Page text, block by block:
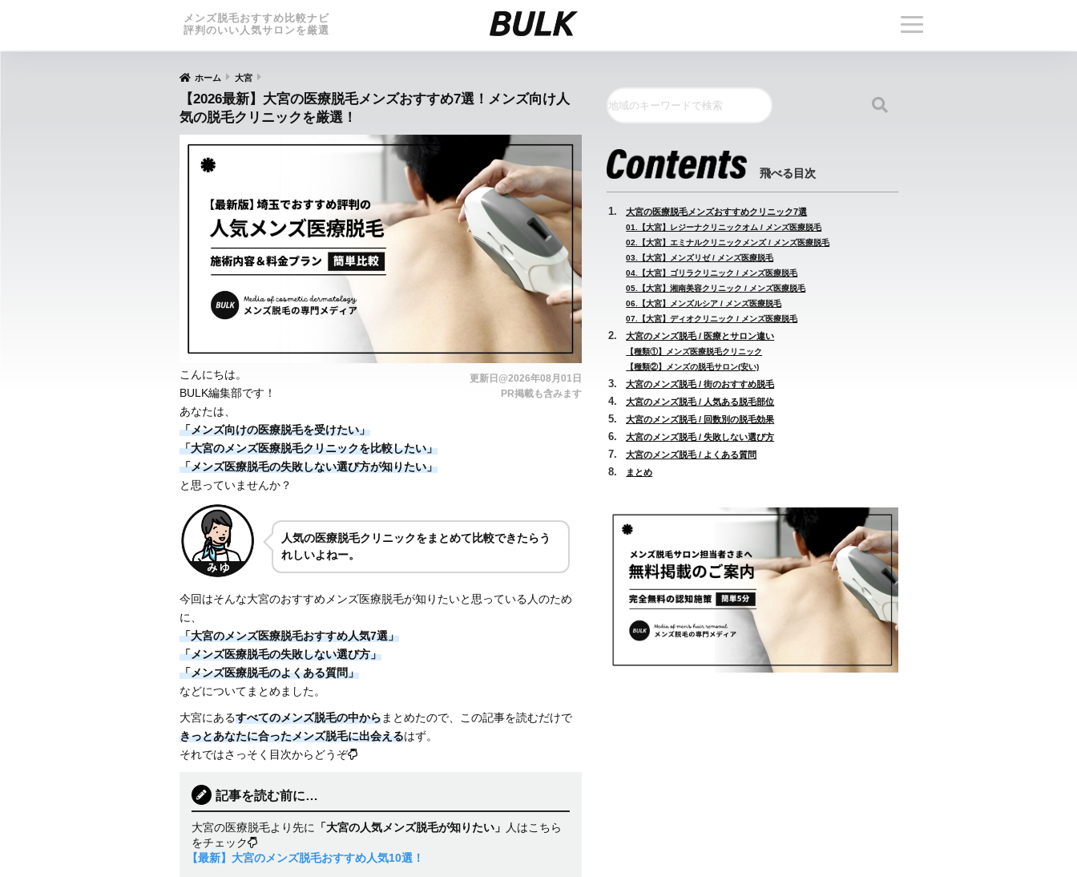
メンズ脱毛おすすめ比較ナビ
評判のいい人気サロンを厳選
ホーム 大宮
【2026最新】大宮の医療脱毛メンズおすすめ7選！メンズ向け人
気の脱毛クリニックを厳選！
更新日@2026年08月01日
PR掲載も含みます
こんにちは。
BULK編集部です！
あなたは、
「メンズ向けの医療脱毛を受けたい」
「大宮のメンズ医療脱毛クリニックを比較したい」
「メンズ医療脱毛の失敗しない選び方が知りたい」
と思っていませんか？
人気の医療脱毛クリニックをまとめて比較できたらう
れしいよねー。
今回はそんな大宮のおすすめメンズ医療脱毛が知りたいと思っている人のため
に、
「大宮のメンズ医療脱毛おすすめ人気7選」
「メンズ医療脱毛の失敗しない選び方」
「メンズ医療脱毛のよくある質問」
などについてまとめました。
大宮にあるすべてのメンズ脱毛の中からまとめたので、この記事を読むだけで
きっとあなたに合ったメンズ脱毛に出会えるはず。
それではさっそく目次からどうぞ
記事を読む前に…
大宮の医療脱毛より先に 「大宮の人気メンズ脱毛が知りたい」
人はこちら
をチェック
【最新】大宮のメンズ脱毛おすすめ人気10選！
大宮の医療脱毛メンズおすすめクリニック7選
01.【大宮】レジーナクリニックオム / メンズ医療脱毛
02.【大宮】エミナルクリニックメンズ / メンズ医療脱毛
03.【大宮】メンズリゼ / メンズ医療脱毛
04.【大宮】ゴリラクリニック / メンズ医療脱毛
05.【大宮】湘南美容クリニック / メンズ医療脱毛
06.【大宮】メンズルシア / メンズ医療脱毛
07.【大宮】ディオクリニック / メンズ医療脱毛
大宮のメンズ脱毛 / 医療とサロン違い
【種類①】メンズ医療脱毛クリニック
【種類②】メンズの脱毛サロン(安い)
大宮のメンズ脱毛 / 街のおすすめ脱毛
大宮のメンズ脱毛 / 人気ある脱毛部位
大宮のメンズ脱毛 / 回数別の脱毛効果
大宮のメンズ脱毛 / 失敗しない選び方
大宮のメンズ脱毛 / よくある質問
まとめ